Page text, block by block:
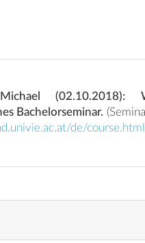
(02.10.2018):
Bachelorseminar.
de/